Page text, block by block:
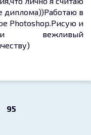
диплома))Работаю в
Photoshop.Рисую и
и вежливый
95